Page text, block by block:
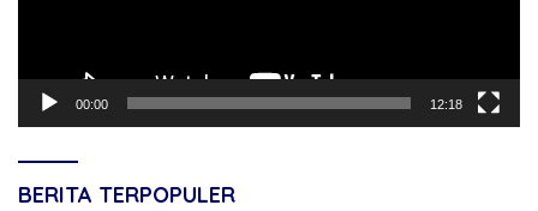
00:00 12:18
BERITA TERPOPULER